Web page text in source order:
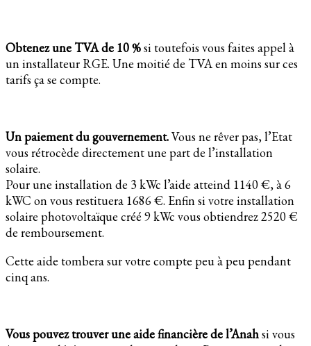
Obtenez une TVA de 10 %si toutefois vous faites appel à
un installateur RGE. Une moitié de TVA en moins sur ces
tarifs ça se compte.
Un paiement du gouvernement.Vous ne rêver pas, l’Etat
vous rétrocède directement une part de l’installation
solaire.
Pour une installation de 3 kWc l’aide atteind 1140 €, à 6
kWC on vous restituera 1686 €. Enfin si votre installation
solaire photovoltaïque créé 9 kWc vous obtiendrez 2520 €
de remboursement.
Cette aide tombera sur votre compte peu à peu pendant
cinq ans.
Vous pouvez trouver une aide financière de l’Anahsi vous